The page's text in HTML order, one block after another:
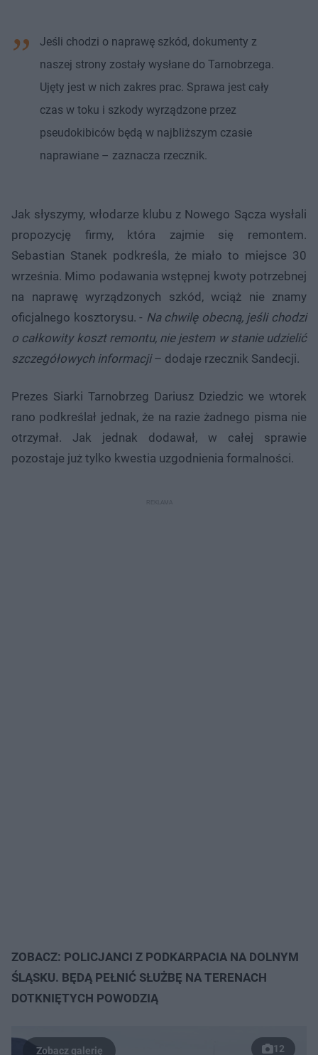
Jeśli chodzi o naprawę szkód, dokumenty z
naszej strony zostały wysłane do Tarnobrzega.
Ujęty jest w nich zakres prac. Sprawa jest cały
czas w toku i szkody wyrządzone przez
pseudokibiców będą w najbliższym czasie
naprawiane – zaznacza rzecznik.
Jak słyszymy, włodarze klubu z Nowego Sącza wysłali
propozycję firmy, która zajmie się remontem.
Sebastian Stanek podkreśla, że miało to miejsce 30
września. Mimo podawania wstępnej kwoty potrzebnej
na naprawę wyrządzonych szkód, wciąż nie znamy
oficjalnego kosztorysu. - Na chwilę obecną, jeśli chodzi
o całkowity koszt remontu, nie jestem w stanie udzielić
szczegółowych informacji– dodaje rzecznik Sandecji.
Prezes Siarki Tarnobrzeg Dariusz Dziedzic we wtorek
rano podkreślał jednak, że na razie żadnego pisma nie
otrzymał. Jak jednak dodawał, w całej sprawie
pozostaje już tylko kwestia uzgodnienia formalności.
ZOBACZ: POLICJANCI Z PODKARPACIA NA DOLNYM
ŚLĄSKU. BĘDĄ PEŁNIĆ SŁUŻBĘ NA TERENACH
DOTKNIĘTYCH POWODZIĄ
12